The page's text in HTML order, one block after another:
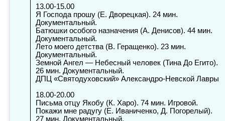
13.00-15.00
Я Господа прошу (Е. Дворецкая). 24 мин.
Документальный.
Батюшки особого назначения (А. Денисов). 44 мин.
Документальный.
Лето моего детства (В. Геращенко). 23 мин.
Документальный.
Земной Ангел — Небесный человек (Тина До Егито).
26 мин. Документальный.
ДПЦ «Святодуховский» Александро-Невской Лавры
18.00-20.00
Письма отцу Якобу (К. Харо). 74 мин. Игровой.
Покажи мне радугу (Е. Иваниченко, Д. Погорелый).
27 мин. Документальный.